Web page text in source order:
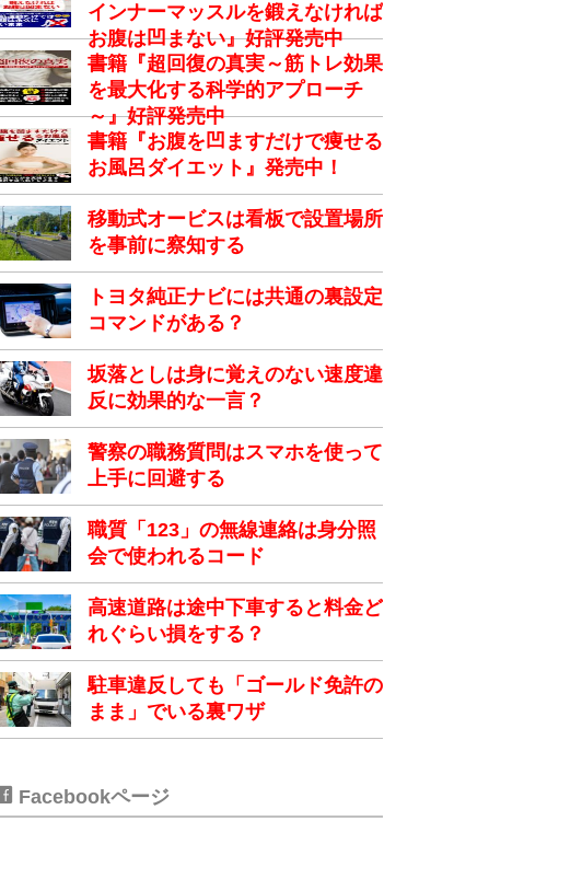
インナーマッスルを鍛えなければ
お腹は凹まない』好評発売中
書籍『超回復の真実～筋トレ効果
を最大化する科学的アプローチ
～』好評発売中
書籍『お腹を凹ますだけで痩せる
お風呂ダイエット』発売中！
移動式オービスは看板で設置場所
を事前に察知する
トヨタ純正ナビには共通の裏設定
コマンドがある？
坂落としは身に覚えのない速度違
反に効果的な一言？
警察の職務質問はスマホを使って
上手に回避する
職質「123」の無線連絡は身分照
会で使われるコード
高速道路は途中下車すると料金ど
れぐらい損をする？
駐車違反しても「ゴールド免許の
まま」でいる裏ワザ
Facebookページ